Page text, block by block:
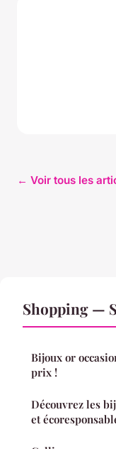
← Voir tous les
Shopping —
Bijoux or
prix !
Découvrez les
et